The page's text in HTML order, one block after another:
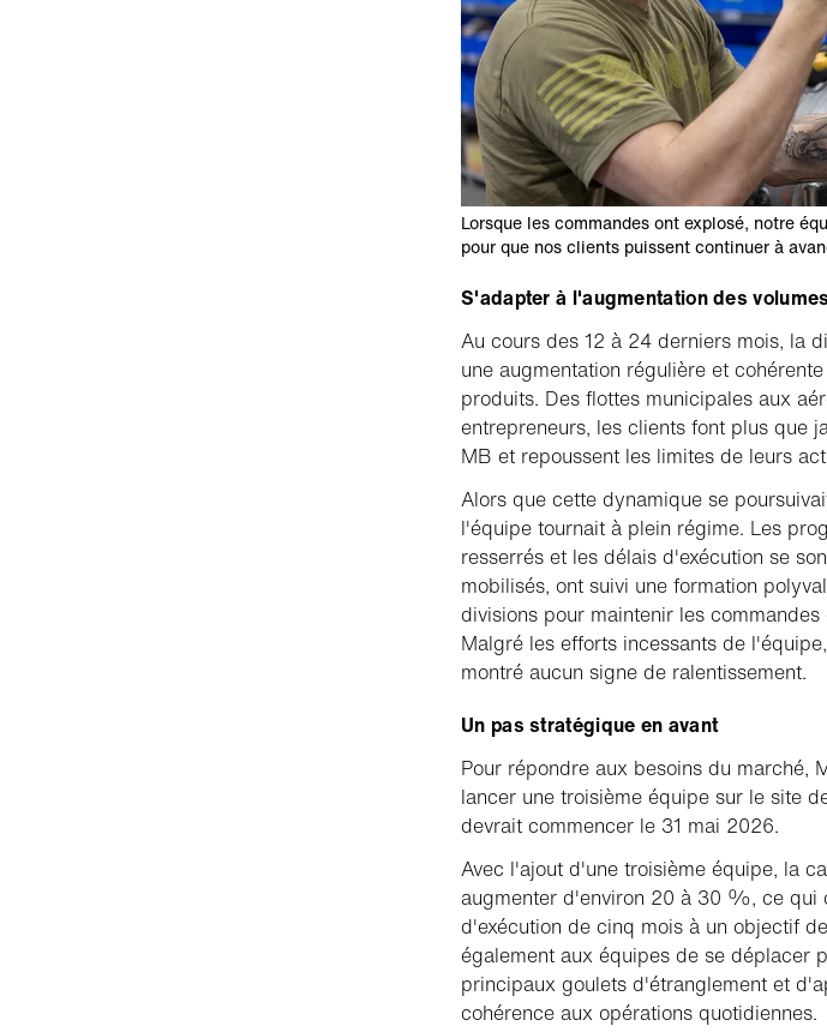
Lorsque les commandes ont explosé, notre
pour que nos clients puissent continuer à
S'adapter à l'augmentation des volumes
Au cours des 12 à 24 derniers mois, la
une augmentation régulière et
produits. Des flottes municipales aux
entrepreneurs, les clients font plus que
MB et repoussent les limites de leurs
Alors que cette dynamique se
l'équipe tournait à plein régime. Les
resserrés et les délais d'exécution se
mobilisés, ont suivi une formation
divisions pour maintenir les commandes
Malgré les efforts incessants de
montré aucun signe de ralentissement.
Un pas stratégique en avant
Pour répondre aux besoins du marché,
lancer une troisième équipe sur le site
devrait commencer le 31 mai 2026.
Avec l'ajout d'une troisième équipe, la
augmenter d'environ 20 à 30 %, ce qui
d'exécution de cinq mois à un objectif
également aux équipes de se déplacer
principaux goulets d'étranglement et
cohérence aux opérations quotidiennes.